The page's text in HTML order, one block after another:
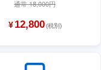
通常 18,000円
¥ 12,800 (税別)